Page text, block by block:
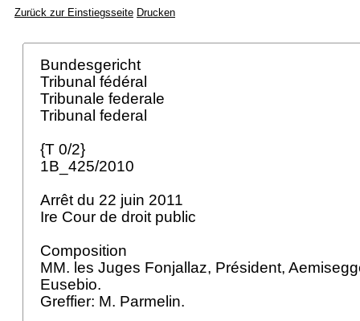
Zurück zur Einstiegsseite Drucken
Bundesgericht
Tribunal fédéral
Tribunale federale
Tribunal federal
{T 0/2}
1B_425/2010
Arrêt du 22 juin 2011
Ire Cour de droit public
Composition
MM. les Juges Fonjallaz, Président,
Eusebio.
Greffier: M. Parmelin.